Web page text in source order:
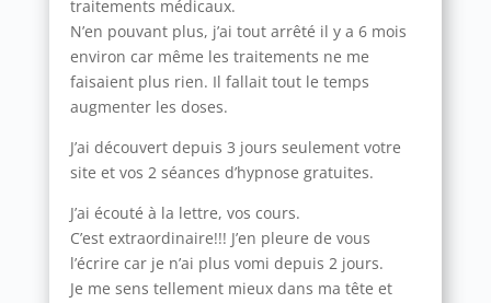
traitements médicaux.
N’en pouvant plus, j’ai tout arrêté il y a 6 mois
environ car même les traitements ne me
faisaient plus rien. Il fallait tout le temps
augmenter les doses.
J’ai découvert depuis 3 jours seulement votre
site et vos 2 séances d’hypnose gratuites.
J’ai écouté à la lettre, vos cours.
C’est extraordinaire!!! J’en pleure de vous
l’écrire car je n’ai plus vomi depuis 2 jours.
Je me sens tellement mieux dans ma tête et